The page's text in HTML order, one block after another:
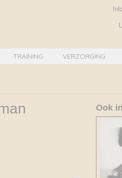
TRAINING VERZORGING
Ook